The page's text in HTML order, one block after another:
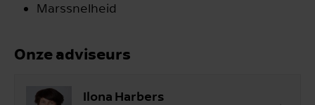
Marssnelheid
Onze adviseurs
Ilona Harbers